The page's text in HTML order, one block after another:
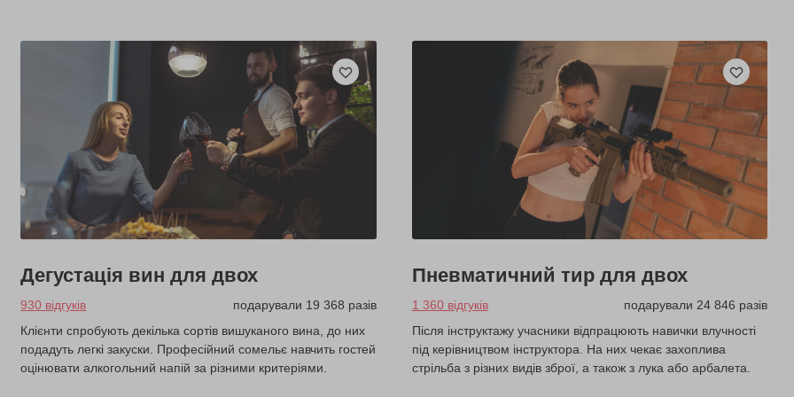
Дегустація вин для двох
930 відгуків
подарували 19 368 разів
Клієнти спробують декілька сортів вишуканого вина, до них
подадуть легкі закуски. Професійний сомельє навчить гостей
оцінювати алкогольний напій за різними критеріями.
Пневматичний тир для двох
1 360 відгуків
подарували 24 846 разів
Після інструктажу учасники відпрацюють навички влучності
під керівництвом інструктора. На них чекає захоплива
стрільба з різних видів зброї, а також з лука або арбалета.